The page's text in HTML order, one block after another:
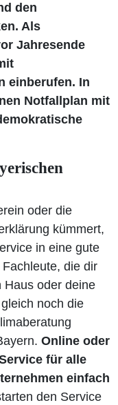
den
Als
Jahresende
einberufen. In
Notfallplan mit
oder die
kümmert,
in eine gute
die dir
Haus oder deine
noch die
Online oder
für alle
einfach
den Service